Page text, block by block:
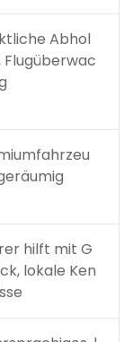
Abhol
Flugüberwac
hilft mit G
lokale Ken